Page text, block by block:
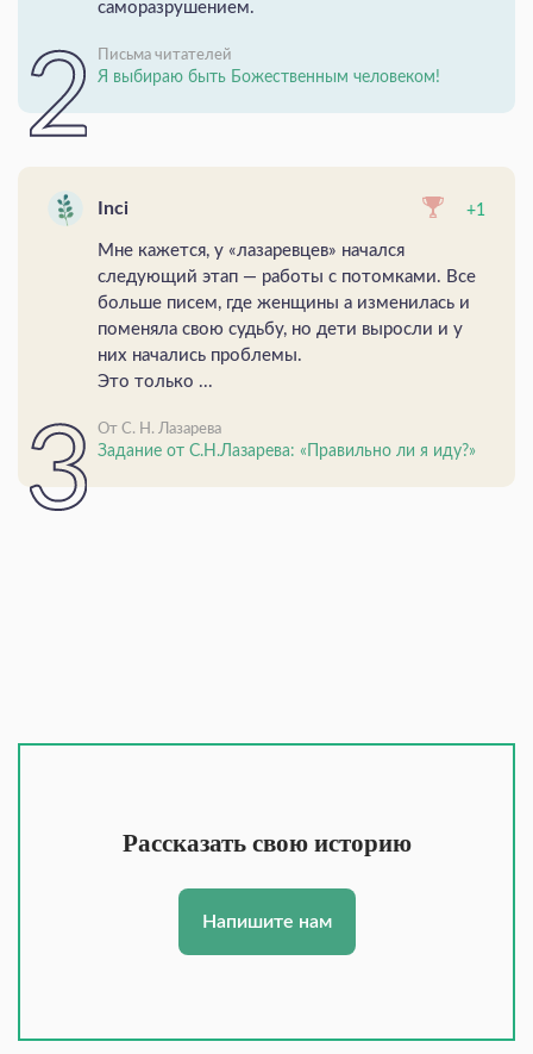
саморазрушением.
Письма читателей
Я выбираю быть Божественным человеком!
Inci +1
Мне кажется, у «лазаревцев» начался
следующий этап — работы с потомками. Все
больше писем, где женщины а изменилась и
поменяла свою судьбу, но дети выросли и у
них начались проблемы.
Это только ...
От С. Н. Лазарева
Задание от С.Н.Лазарева: «Правильно ли я иду?»
Рассказать свою историю
Напишите нам